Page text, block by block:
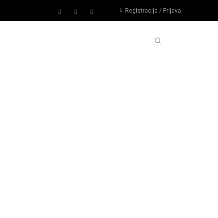
Registracija / Prijava